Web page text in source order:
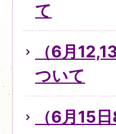
て
（6月
ついて
（6月15